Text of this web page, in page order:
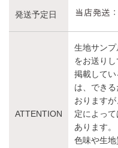
発送予定日
ATTENTION
生地サン
をお送りし
掲載して
は、でき
おります
定によっ
あります。
色味や生